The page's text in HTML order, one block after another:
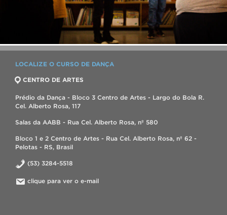
LOCALIZE O CURSO DE DANÇA
CENTRO DE ARTES
Prédio da Dança - Bloco 3 Centro de Artes - Largo do Bola R.
Cel. Alberto Rosa, 117
Salas da AABB - Rua Cel. Alberto Rosa, nº 580
Bloco 1 e 2 Centro de Artes - Rua Cel. Alberto Rosa, nº 62 -
Pelotas - RS, Brasil
(53) 3284-5518
clique para ver o e-mail